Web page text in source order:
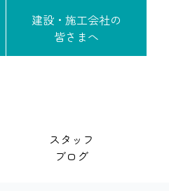
建設・施工会社の
皆さまへ
スタッフ
ブログ